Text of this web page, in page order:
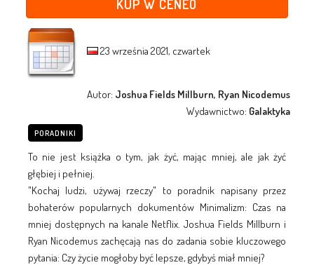
KUP W CENEO
23 września 2021, czwartek
Autor: Joshua Fields Millburn, Ryan Nicodemus
Wydawnictwo: Galaktyka
PORADNIKI
To nie jest książka o tym, jak żyć, mając mniej, ale jak żyć
głębiej i pełniej.
"Kochaj ludzi, używaj rzeczy" to poradnik napisany przez
bohaterów popularnych dokumentów Minimalizm: Czas na
mniej dostępnych na kanale Netflix. Joshua Fields Millburn i
Ryan Nicodemus zachęcają nas do zadania sobie kluczowego
pytania: Czy życie mogłoby być lepsze, gdybyś miał mniej?